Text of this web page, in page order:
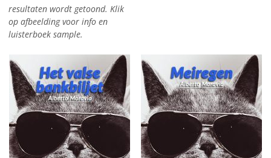
resultaten wordt getoond. Klik
op afbeelding voor info en
luisterboek sample.